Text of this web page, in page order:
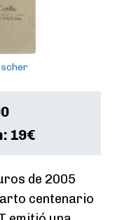
19€
de 2005
centenario